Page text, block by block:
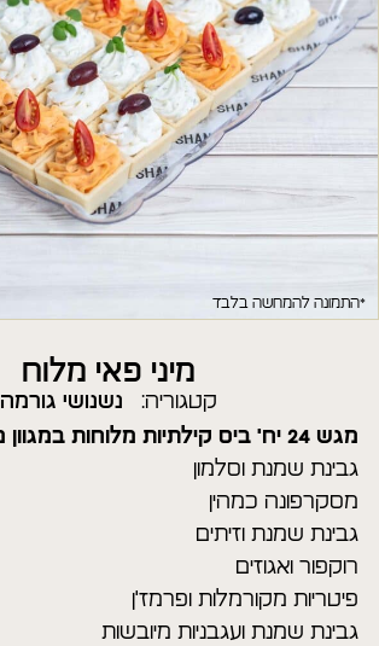
*התמונה להמחשה בלבד
מיני פאי מלוח
קטגוריה: נשנושי גורמה
מגש 24 יח' ביס קילתיות מלוחות במגוון מלויים:
גבינת שמנת וסלמון
מסקרפונה כמהין
גבינת שמנת וזיתים
רוקפור ואגוזים
פיטריות מקורמלות ופרמז'ן
גבינת שמנת ועגבניות מיובשות